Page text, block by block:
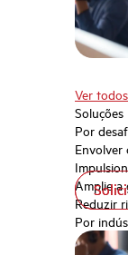
Ver
Soluções
Por
Envolver
Amplie a
Reduzir
Por